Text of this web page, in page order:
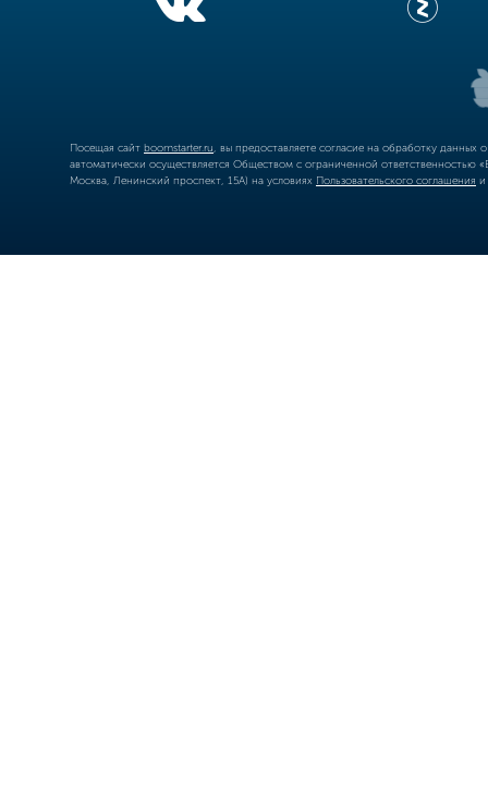
Посещая сайт boomstarter.ru , вы предоставляете согласие на обработку
автоматически осуществляется Обществом с ограниченной
Москва, Ленинский проспект, 15А) на условиях Пользовательского соглашения и